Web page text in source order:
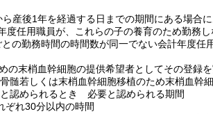
ら産後1年を経過する日までの期間にある場合
度任用職員が、これらの子の養育のため勤務
の勤務時間の時間数が同一でない会計年度任
末梢血幹細胞の提供希望者としてその登録
髄若しくは末梢血幹細胞移植のため末梢血幹
認められるとき 必要と認められる期間
れ30分以内の時間